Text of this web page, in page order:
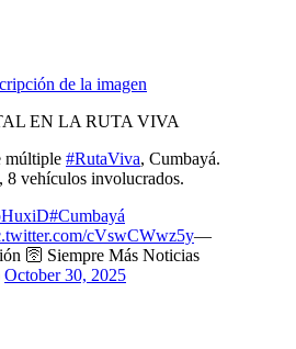
EN LA RUTA VIVA
múltiple #RutaViva, Cumbayá.
8 vehículos involucrados.
#Cumbayá
cVswCWwz5y—
🛜 Siempre Más Noticias
October 30, 2025